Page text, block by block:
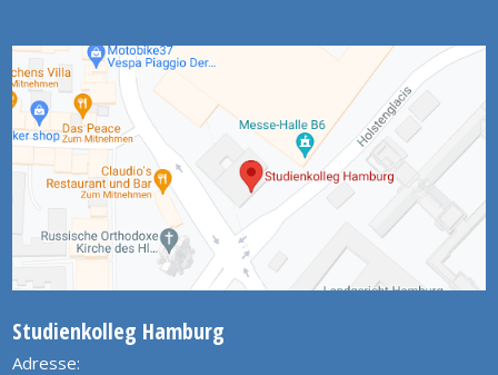
Studienkolleg Hamburg
Adresse: